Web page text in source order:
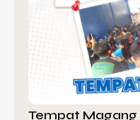
Tempat Magang